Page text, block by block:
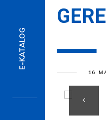
16
E-KATALOG